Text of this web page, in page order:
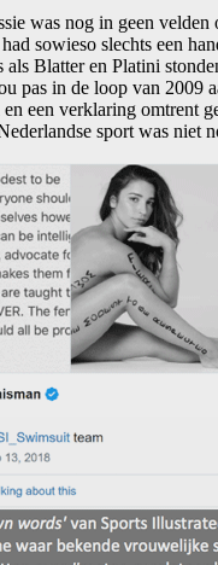
was nog in geen velden
sowieso slechts een
als Blatter en Platini
pas in de loop van 2009
een verklaring omtrent
sport was niet